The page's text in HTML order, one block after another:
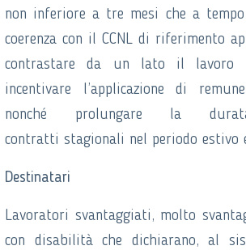
non inferiore a tre mesi che a
coerenza con il CCNL di riferimento
contrastare da un lato il lavoro
incentivare l’applicazione di
nonché prolungare la
contratti stagionali nel periodo estivo
Destinatari
Lavoratori svantaggiati, molto
con disabilità che dichiarano, al